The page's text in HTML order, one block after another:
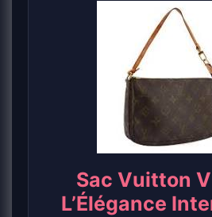
Sac Vuitton
L’Élégance